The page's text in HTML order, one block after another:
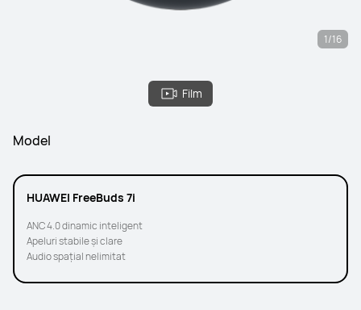
Film
1/16
Model
HUAWEI FreeBuds 7i
ANC 4.0 dinamic inteligent
Apeluri stabile și clare
Audio spațial nelimitat